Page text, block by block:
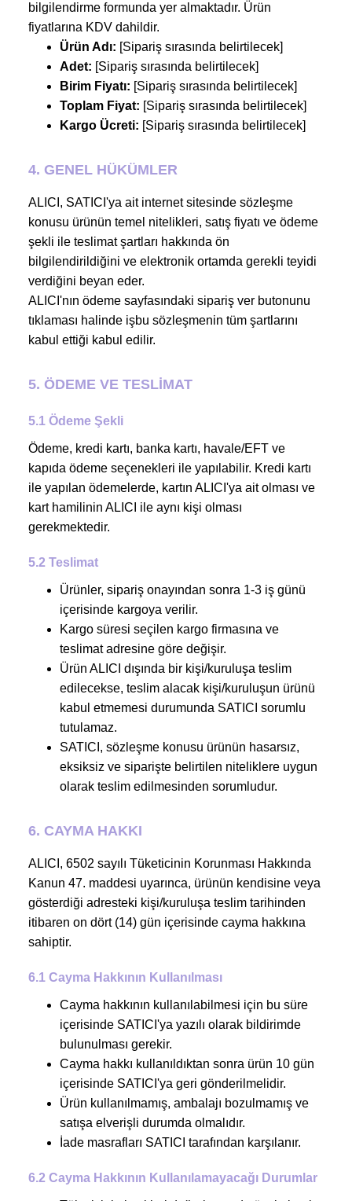
bilgilendirme formunda yer almaktadır. Ürün
fiyatlarına KDV dahildir.
Ürün Adı: [Sipariş sırasında belirtilecek]
Adet: [Sipariş sırasında belirtilecek]
Birim Fiyatı: [Sipariş sırasında belirtilecek]
Toplam Fiyat: [Sipariş sırasında belirtilecek]
Kargo Ücreti: [Sipariş sırasında belirtilecek]
4. GENEL HÜKÜMLER
ALICI, SATICI'ya ait internet sitesinde sözleşme
konusu ürünün temel nitelikleri, satış fiyatı ve ödeme
şekli ile teslimat şartları hakkında ön
bilgilendirildiğini ve elektronik ortamda gerekli teyidi
verdiğini beyan eder.
ALICI'nın ödeme sayfasındaki sipariş ver butonunu
tıklaması halinde işbu sözleşmenin tüm şartlarını
kabul ettiği kabul edilir.
5. ÖDEME VE TESLİMAT
5.1 Ödeme Şekli
Ödeme, kredi kartı, banka kartı, havale/EFT ve
kapıda ödeme seçenekleri ile yapılabilir. Kredi kartı
ile yapılan ödemelerde, kartın ALICI'ya ait olması ve
kart hamilinin ALICI ile aynı kişi olması
gerekmektedir.
5.2 Teslimat
Ürünler, sipariş onayından sonra 1-3 iş günü
içerisinde kargoya verilir.
Kargo süresi seçilen kargo firmasına ve
teslimat adresine göre değişir.
Ürün ALICI dışında bir kişi/kuruluşa teslim
edilecekse, teslim alacak kişi/kuruluşun ürünü
kabul etmemesi durumunda SATICI sorumlu
tutulamaz.
SATICI, sözleşme konusu ürünün hasarsız,
eksiksiz ve siparişte belirtilen niteliklere uygun
olarak teslim edilmesinden sorumludur.
6. CAYMA HAKKI
ALICI, 6502 sayılı Tüketicinin Korunması Hakkında
Kanun 47. maddesi uyarınca, ürünün kendisine veya
gösterdiği adresteki kişi/kuruluşa teslim tarihinden
itibaren on dört (14) gün içerisinde cayma hakkına
sahiptir.
6.1 Cayma Hakkının Kullanılması
Cayma hakkının kullanılabilmesi için bu süre
içerisinde SATICI'ya yazılı olarak bildirimde
bulunulması gerekir.
Cayma hakkı kullanıldıktan sonra ürün 10 gün
içerisinde SATICI'ya geri gönderilmelidir.
Ürün kullanılmamış, ambalajı bozulmamış ve
satışa elverişli durumda olmalıdır.
İade masrafları SATICI tarafından karşılanır.
6.2 Cayma Hakkının Kullanılamayacağı Durumlar